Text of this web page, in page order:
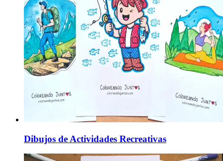
Dibujos de Actividades Recreativas